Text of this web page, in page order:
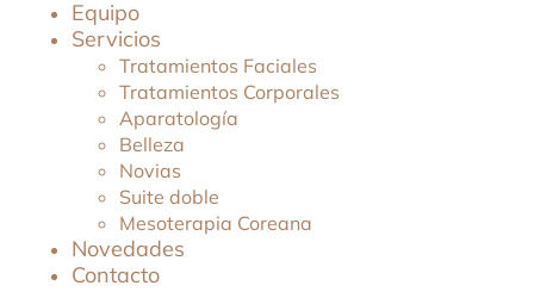
Equipo
Servicios
Tratamientos Faciales
Tratamientos Corporales
Aparatología
Belleza
Novias
Suite doble
Mesoterapia Coreana
Novedades
Contacto